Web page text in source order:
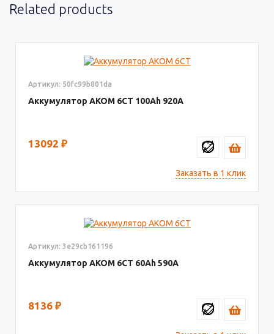
Related products
Артикул: 50fc99b801da
Аккумулятор AKOM 6СТ 100 920
13092 ₽
Заказать в 1 клик
Артикул: 3e29cb161196
Аккумулятор AКОМ 6СТ 60 590
8136 ₽